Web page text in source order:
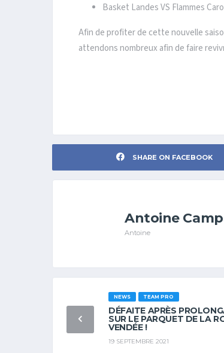
Basket Landes VS Flammes
Afin de profiter de cette nouvelle
attendons nombreux afin de faire
SHARE ON FACEBOOK
Antoine
Antoine
NEWS TEAM PRO
DÉFAITE APRÈS
SUR LE PARQUET DE LA
VENDÉE !
19 SEPTEMBRE 2021